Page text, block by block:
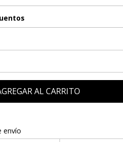
AL CARRITO
envío